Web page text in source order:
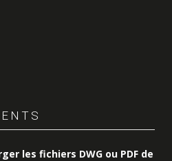
les fichiers DWG ou PDF de